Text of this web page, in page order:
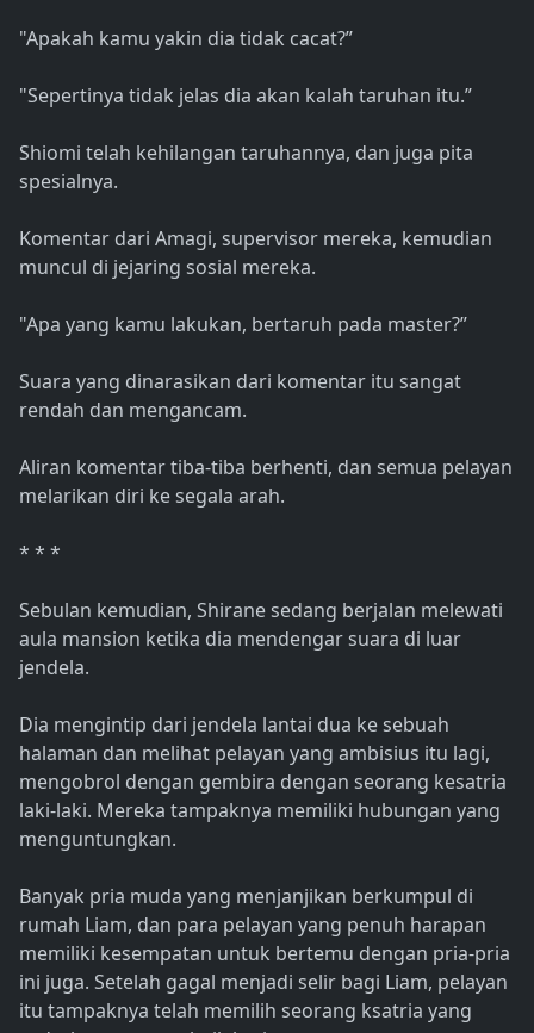
"Apakah kamu yakin dia tidak cacat?”
"Sepertinya tidak jelas dia akan kalah taruhan itu.”
Shiomi telah kehilangan taruhannya, dan juga pita
spesialnya.
Komentar dari Amagi, supervisor mereka, kemudian
muncul di jejaring sosial mereka.
"Apa yang kamu lakukan, bertaruh pada master?”
Suara yang dinarasikan dari komentar itu sangat
rendah dan mengancam.
Aliran komentar tiba-tiba berhenti, dan semua pelayan
melarikan diri ke segala arah.
* * *
Sebulan kemudian, Shirane sedang berjalan melewati
aula mansion ketika dia mendengar suara di luar
jendela.
Dia mengintip dari jendela lantai dua ke sebuah
halaman dan melihat pelayan yang ambisius itu lagi,
mengobrol dengan gembira dengan seorang kesatria
laki-laki. Mereka tampaknya memiliki hubungan yang
menguntungkan.
Banyak pria muda yang menjanjikan berkumpul di
rumah Liam, dan para pelayan yang penuh harapan
memiliki kesempatan untuk bertemu dengan pria-pria
ini juga. Setelah gagal menjadi selir bagi Liam, pelayan
itu tampaknya telah memilih seorang ksatria yang